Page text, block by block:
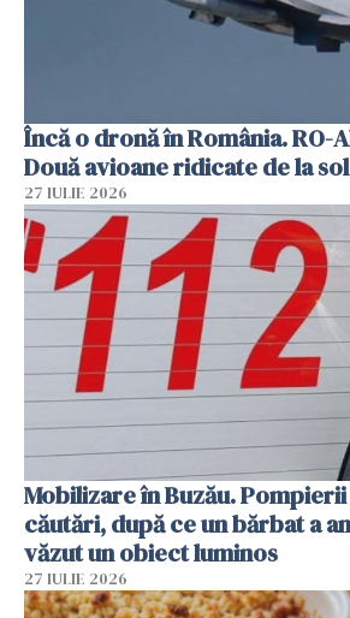
Încă o dronă în România. RO-
Două avioane ridicate de la sol
27 IULIE 2026
Mobilizare în Buzău.
căutări, după ce un bărbat a
văzut un obiect luminos
27 IULIE 2026